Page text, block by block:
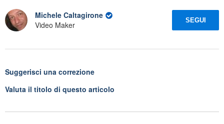
Michele Caltagirone
Video Maker
SEGUI
Suggerisci una correzione
Valuta il titolo di questo articolo